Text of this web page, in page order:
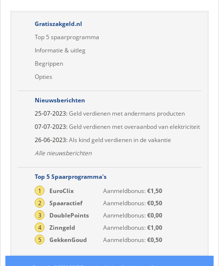
Gratiszakgeld.nl
Top 5 spaarprogramma
Informatie & uitleg
Begrippen
Opties
Nieuwsberichten
25-07-2023:Geld verdienen met andermans producten
07-07-2023:Geld verdienen met overaanbod van elektriciteit
26-06-2023:Als kind geld verdienen in de vakantie
Alle nieuwsberichten
Top 5 Spaarprogramma's
1
EuroClix Aanmeldbonus:€1,50
2
Spaaractief Aanmeldbonus:€0,50
3
DoublePoints Aanmeldbonus:€0,00
4
Zinngeld Aanmeldbonus:€1,00
5
GekkenGoud Aanmeldbonus:€0,50